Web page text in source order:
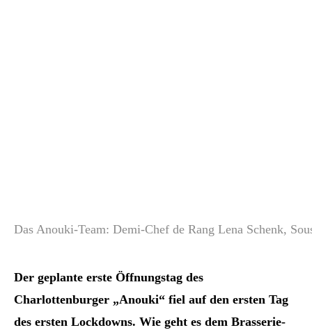
Das Anouki-Team: Demi-Chef de Rang Lena Schenk,
Der geplante erste Öffnungstag des
Charlottenburger „Anouki“ fiel auf den ersten Tag
des ersten Lockdowns. Wie geht es dem Brasserie-